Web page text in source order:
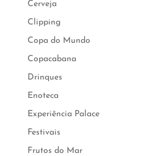
Cerveja
Clipping
Copa do Mundo
Copacabana
Drinques
Enoteca
Experiência Palace
Festivais
Frutos do Mar